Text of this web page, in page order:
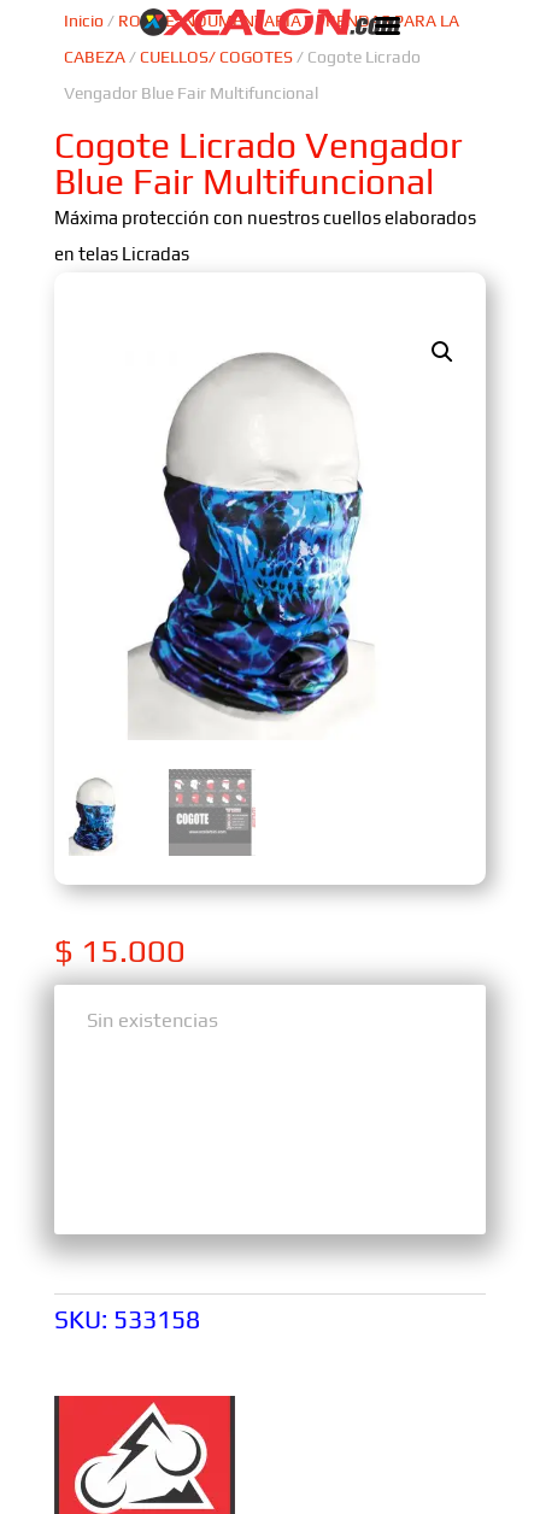
Inicio / ROPA E INDUMENTARIA/PRENDAS PARA LA
CABEZA/CUELLOS/ COGOTES/ Cogote Licrado
Vengador Blue Fair Multifuncional
Cogote Licrado Vengador
Blue Fair Multifuncional
Máxima protección con nuestros cuellos elaborados
en telas Licradas
$ 15.000
Sin existencias
Sin existencias
SKU: 533158